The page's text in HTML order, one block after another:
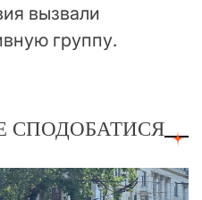
вызвали
группу.